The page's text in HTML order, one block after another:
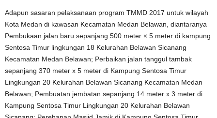
Adapun sasaran pelaksanaan program TMMD 2017 untuk wilayah
Kota Medan di kawasan Kecamatan Medan Belawan, diantaranya
Pembukaan jalan baru sepanjang 500 meter × 5 meter di kampung
Sentosa Timur lingkungan 18 Kelurahan Belawan Sicanang
Kecamatan Medan Belawan; Perbaikan jalan tanggul tambak
sepanjang 370 meter x 5 meter di Kampung Sentosa Timur
Lingkungan 20 Kelurahan Belawan Sicanang Kecamatan Medan
Belawan; Pembuatan jembatan sepanjang 14 meter x 3 meter di
Kampung Sentosa Timur Lingkungan 20 Kelurahan Belawan